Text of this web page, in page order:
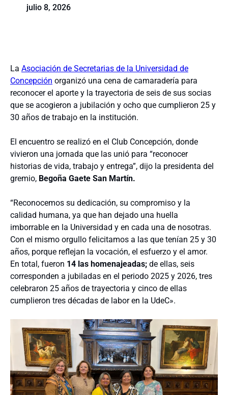
julio 8, 2026
La Asociación de Secretarias de la Universidad de
Concepción organizó una cena de camaradería para
reconocer el aporte y la trayectoria de seis de sus socias
que se acogieron a jubilación y ocho que cumplieron 25 y
30 años de trabajo en la institución.
El encuentro se realizó en el Club Concepción, donde
vivieron una jornada que las unió para “reconocer
historias de vida, trabajo y entrega”, dijo la presidenta del
gremio, Begoña Gaete San Martín.
“Reconocemos su dedicación, su compromiso y la
calidad humana, ya que han dejado una huella
imborrable en la Universidad y en cada una de nosotras.
Con el mismo orgullo felicitamos a las que tenían 25 y 30
años, porque reflejan la vocación, el esfuerzo y el amor.
En total, fueron 14 las homenajeadas; de ellas, seis
corresponden a jubiladas en el periodo 2025 y 2026, tres
celebraron 25 años de trayectoria y cinco de ellas
cumplieron tres décadas de labor en la UdeC».